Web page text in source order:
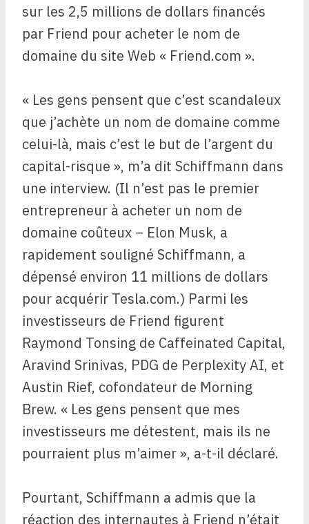
sur les 2,5 millions de dollars financés
par Friend pour acheter le nom de
domaine du site Web « Friend.com ».
« Les gens pensent que c’est scandaleux
que j’achète un nom de domaine comme
celui-là, mais c’est le but de l’argent du
capital-risque », m’a dit Schiffmann dans
une interview. (Il n’est pas le premier
entrepreneur à acheter un nom de
domaine coûteux – Elon Musk, a
rapidement souligné Schiffmann, a
dépensé environ 11 millions de dollars
pour acquérir Tesla.com.) Parmi les
investisseurs de Friend figurent
Raymond Tonsing de Caffeinated Capital,
Aravind Srinivas, PDG de Perplexity AI, et
Austin Rief, cofondateur de Morning
Brew. « Les gens pensent que mes
investisseurs me détestent, mais ils ne
pourraient plus m’aimer », a-t-il déclaré.
Pourtant, Schiffmann a admis que la
réaction des internautes à Friend n’était